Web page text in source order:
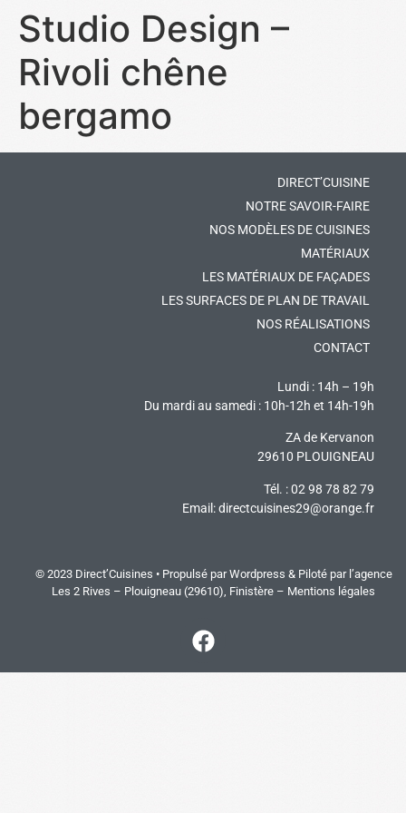
Studio Design –
Rivoli chêne
bergamo
DIRECT’CUISINE
NOTRE SAVOIR-FAIRE
NOS MODÈLES DE CUISINES
MATÉRIAUX
LES MATÉRIAUX DE FAÇADES
LES SURFACES DE PLAN DE TRAVAIL
NOS RÉALISATIONS
CONTACT
Lundi : 14h – 19h
Du mardi au samedi : 10h-12h et 14h-19h
ZA de Kervanon
29610 PLOUIGNEAU
Tél. : 02 98 78 82 79
Email:directcuisines29@orange.fr
© 2023 Direct’Cuisines • Propulsé par Wordpress & Piloté par l’agence
Les 2 Rives – Plouigneau (29610), Finistère – Mentions légales